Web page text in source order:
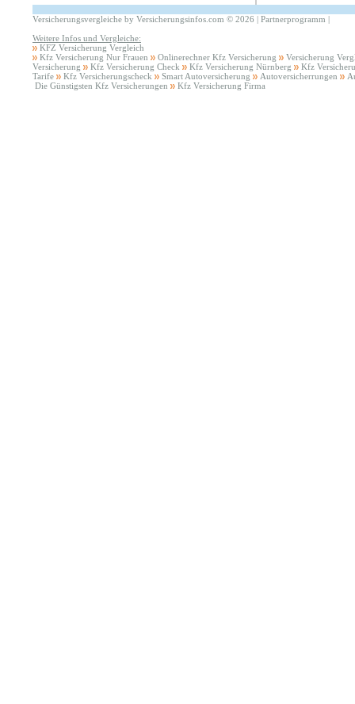
Versicherungsvergleiche by Versicherungsinfos.com © 2026 | Partnerprogramm |
Weitere Infos und Vergleiche:
KFZ Versicherung Vergleich
Kfz Versicherung Nur Frauen
Onlinerechner Kfz Versicherung
Versicherung
Versicherung
Kfz Versicherung Check Kfz Versicherung Nürnberg
Kfz
Tarife
Kfz Versicherungscheck Smart Autoversicherung Autoversicherrungen
Die Günstigsten Kfz Versicherungen
Kfz Versicherung Firma